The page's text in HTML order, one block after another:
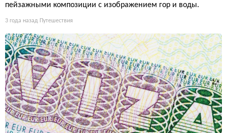
пейзажными композиции с изображением гор и воды.
3 года назад Путешествия